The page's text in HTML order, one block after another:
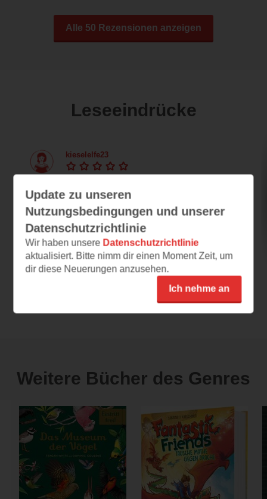
Alle 50 Rezensionen anzeigen
Leseeindrücke
kieselelfe23
Mit dem Gravitrax-Virus infiziert
In unserer Familie sind wir seit einiger Zeit
auch alle in Gravitrax-Fieber und somit freuen
wir...
Weitere Bücher des Genres
Update zu unseren
Nutzungsbedingungen und unserer
Datenschutzrichtlinie
Wir haben unsere Datenschutzrichtlinie
aktualisiert. Bitte nimm dir einen Moment Zeit, um
dir diese Neuerungen anzusehen.
Ich nehme an